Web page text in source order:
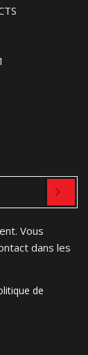
Vous
dans les
de